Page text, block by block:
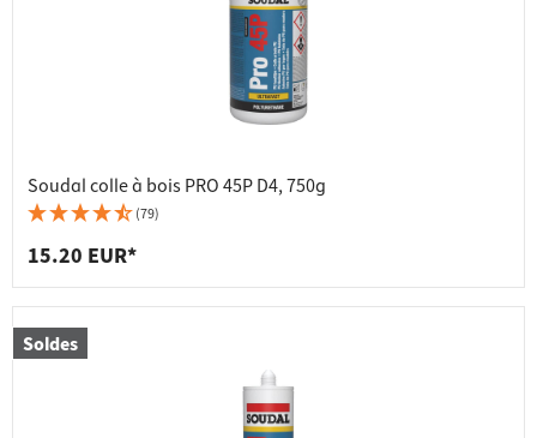
Soudal colle à bois PRO 45P D4, 750g
(79)
15.20 EUR*
Soldes